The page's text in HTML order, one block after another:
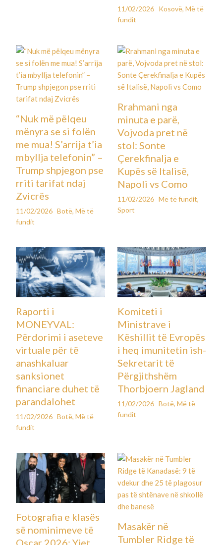
11/02/2026 Kosovë, Më të
fundit
“Nuk më pëlqeu
mënyra se si folën
me mua! S’arrija t’ia
mbyllja telefonin” –
Trump shpjegon pse
rriti tarifat ndaj
Zvicrës
11/02/2026 Botë,Më të
fundit
Rrahmani nga
minuta e parë,
Vojvoda pret në
stol: Sonte
Çerekfinalja e
Kupës së Italisë,
Napoli vs Como
11/02/2026 Më të fundit,
Sport
Raporti i
MONEYVAL:
Përdorimi i aseteve
virtuale për të
anashkaluar
sanksionet
financiare duhet të
parandalohet
11/02/2026 Botë,Më të
fundit
Komiteti i
Ministrave i
Këshillit të Evropës
i heq imunitetin ish-
Sekretarit të
Përgjithshëm
Thorbjoern Jagland
11/02/2026 Botë, Më të
fundit
Fotografia e klasës
së nominimeve të
Oscar 2026: Yjet
Masakër në
Tumbler Ridge të